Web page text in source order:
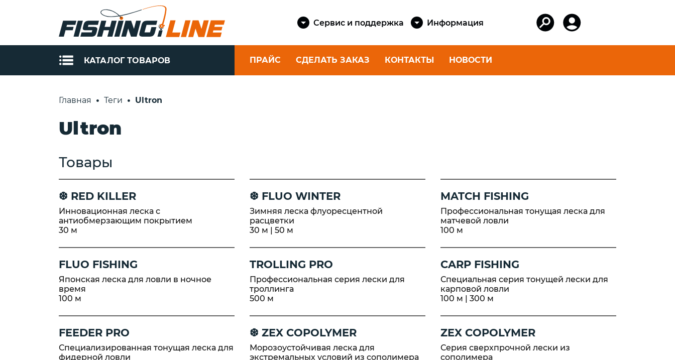
Сервис и поддержка Информация
КАТАЛОГ ТОВАРОВ ПРАЙС СДЕЛАТЬ ЗАКАЗ КОНТАКТЫ НОВОСТИ
ЛЕСКА
Леска Momoi
Леска Ultron
Momoi
Зимняя леска
Леска из
флюорокарбона
ПЛЕТЕНЫЕ
ШНУРЫ
Плетеные
шнуры Momoi
шнуры Ultron
Плетеные
Поплавочные
удилища Tubertini
Пикерные удилища
Силовые катушки
Dock Line
Шнуры якорные
Anchor Cord
Канаты якорные
Anchor Line
Лини плавающие
Трос синтетический
PE Cross-Cord
Защитные перчатки
Плетеные шнуры
из кевлара
Поводковый
Главная Теги Ultron
Ultron
Товары
❆ RED KILLER
Инновационная леска с
антиобмерзающим покрытием
30 м
❆ FLUO WINTER
Зимняя леска флуоресцентной
расцветки
30 м | 50 м
MATCH FISHING
Профессиональная тонущая леска для
матчевой ловли
100 м
FLUO FISHING
Японская леска для ловли в ночное
время
100 м
TROLLING PRO
Профессиональная серия лески для
троллинга
500 м
CARP FISHING
Специальная серия тонущей лески для
карповой ловли
100 м | 300 м
FEEDER PRO
Специализированная тонущая леска для
фидерной ловли
❆ ZEX COPOLYMER
Морозоустойчивая леска для
экстремальных условий из сополимера
ZEX COPOLYMER
Серия сверхпрочной лески из
сополимера